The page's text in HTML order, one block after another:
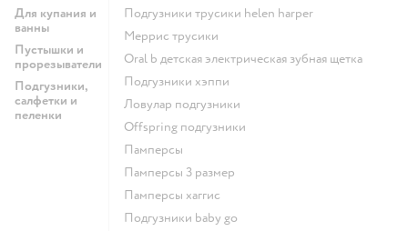
Для купания и
ванны
Пустышки и
прорезыватели
Подгузники,
салфетки и
пеленки
подгузники трусики helen harper
меррис трусики
oral b детская электрическая зубная щетка
подгузники хэппи
ловулар подгузники
offspring подгузники
памперсы
памперсы 3 размер
памперсы хаггис
подгузники baby go